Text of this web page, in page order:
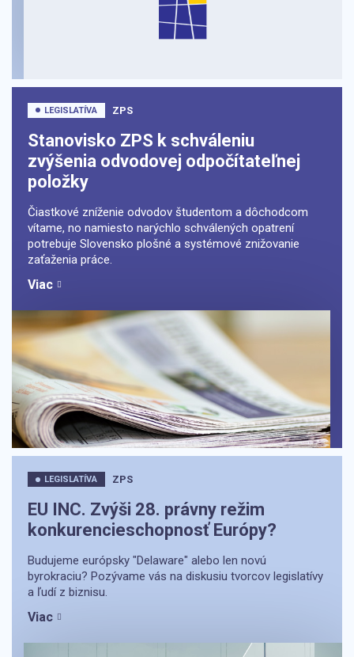
LEGISLATÍVA ZPS
Stanovisko ZPS k schváleniu
zvýšenia odvodovej odpočítateľnej
položky
Čiastkové zníženie odvodov študentom a dôchodcom
vítame, no namiesto narýchlo schválených opatrení
potrebuje Slovensko plošné a systémové znižovanie
zaťaženia práce.
Viac
LEGISLATÍVA ZPS
EU INC. Zvýši 28. právny režim
konkurencieschopnosť Európy?
Budujeme európsky "Delaware" alebo len novú
byrokraciu? Pozývame vás na diskusiu tvorcov legislatívy
a ľudí z biznisu.
Viac